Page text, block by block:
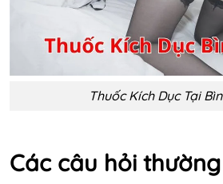
Thuốc Kích Dục Tại
Các câu hỏi